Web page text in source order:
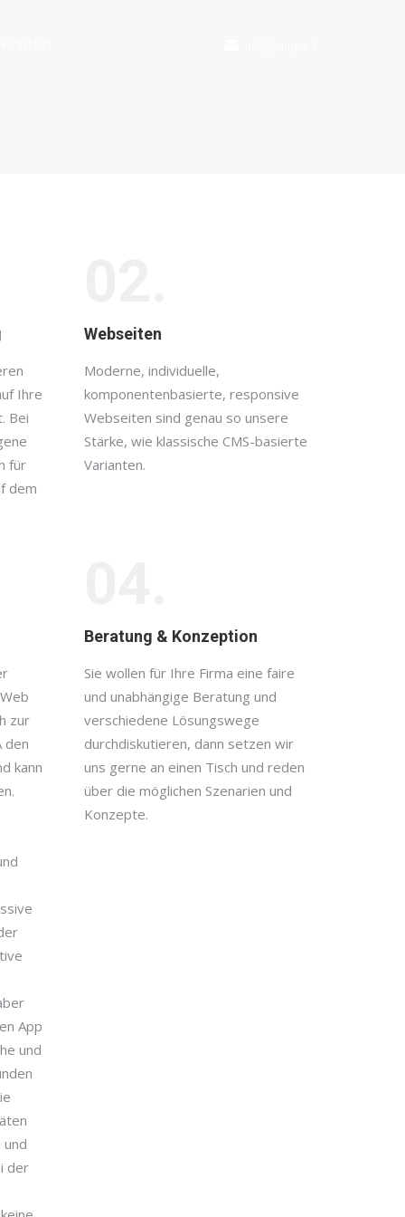
Ihre
Bei
für
dem
Webseiten
Moderne, individuelle,
komponentenbasierte, responsive
Webseiten sind genau so unsere
Stärke, wie klassische CMS-basierte
Varianten.
zur
den
kann
App
und
der
Beratung & Konzeption
Sie wollen für Ihre Firma eine faire
und unabhängige Beratung und
verschiedene Lösungswege
durchdiskutieren, dann setzen wir
uns gerne an einen Tisch und reden
über die möglichen Szenarien und
Konzepte.